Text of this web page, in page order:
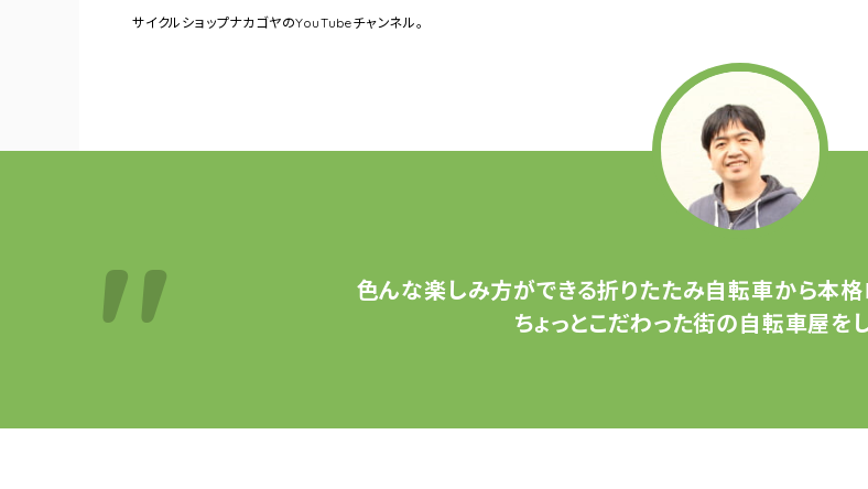
サイクルショップナカゴヤのYouTubeチャンネル。
色んな楽しみ方ができる折りたたみ自転車から本格
ちょっとこだわった街の自転車屋をし